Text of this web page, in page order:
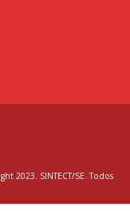
2023. SINTECT/SE. Todos